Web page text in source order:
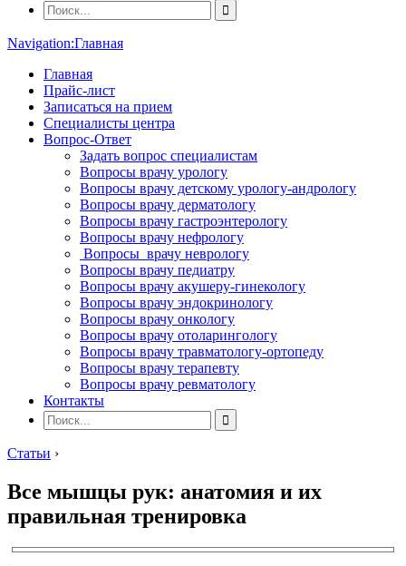
Navigation:Главная
Главная
Прайс-лист
Записаться на прием
Специалисты центра
Вопрос-Ответ
Задать вопрос специалистам
Вопросы врачу урологу
Вопросы врачу детскому урологу-андрологу
Вопросы врачу дерматологу
Вопросы врачу гастроэнтерологу
Вопросы врачу нефрологу
Вопросы врачу неврологу
Вопросы врачу педиатру
Вопросы врачу акушеру-гинекологу
Вопросы врачу эндокринологу
Вопросы врачу онкологу
Вопросы врачу отоларингологу
Вопросы врачу травматологу-ортопеду
Вопросы врачу терапевту
Вопросы врачу ревматологу
Контакты
Статьи ›
Все мышцы рук: анатомия и их
правильная тренировка